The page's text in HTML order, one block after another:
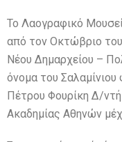
Το Λαογραφικό
από τον Οκτώβριο
Νέου Δημαρχείου –
όνομα του Σαλαμίνιου
Πέτρου Φουρίκη Δ/
Ακαδημίας Αθηνών